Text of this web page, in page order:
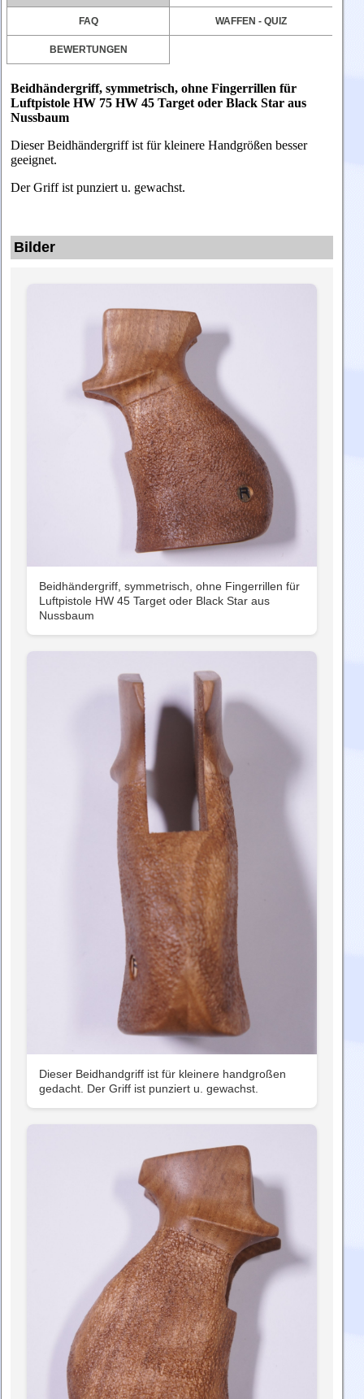
FAQ WAFFEN - QUIZ
BEWERTUNGEN
Beidhändergriff, symmetrisch, ohne Fingerrillen für
Luftpistole HW 75 HW 45 Target oder Black Star aus
Nussbaum
Dieser Beidhändergriff ist für kleinere Handgrößen besser
geeignet.
Der Griff ist punziert u. gewachst.
Bilder
Beidhändergriff, symmetrisch, ohne Fingerrillen für
Luftpistole HW 45 Target oder Black Star aus
Nussbaum
Dieser Beidhandgriff ist für kleinere handgroßen
gedacht. Der Griff ist punziert u. gewachst.